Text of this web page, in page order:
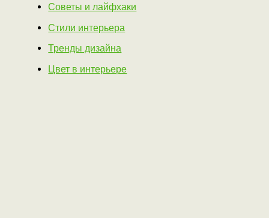
Советы и лайфхаки
Стили интерьера
Тренды дизайна
Цвет в интерьере